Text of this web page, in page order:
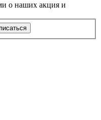
о наших акция и